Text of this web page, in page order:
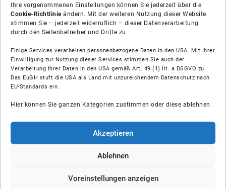
Ihre vorgenommenen Einstellungen können Sie jederzeit über die
Cookie-Richtlinieändern. Mit der weiteren Nutzung dieser Website
stimmen Sie – jederzeit widerruflich – dieser Datenverarbeitung
durch den Seitenbetreiber und Dritte zu.
Einige Services verarbeiten personenbezogene Daten in den USA. Mit Ihrer
Einwilligung zur Nutzung dieser Services stimmen Sie auch der
Verarbeitung Ihrer Daten in den USA gemäß Art. 49 (1) lit. a DSGVO zu.
Das EuGH stuft die USA als Land mit unzureichendem Datenschutz nach
EU-Standards ein.
Hier können Sie ganzen Kategorien zustimmen oder diese ablehnen.
Akzeptieren
Ablehnen
Voreinstellungen anzeigen
Über uns
Soziale Medien